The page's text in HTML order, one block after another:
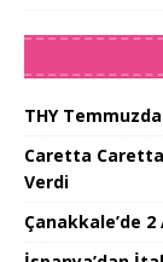
THY
Caretta Caretta
Verdi
Çanakkale’de 2